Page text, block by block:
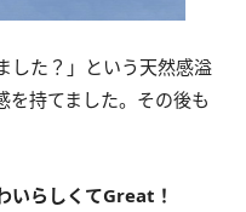
した？」という天然感溢
を持てました。その後も
いらしくてGreat！